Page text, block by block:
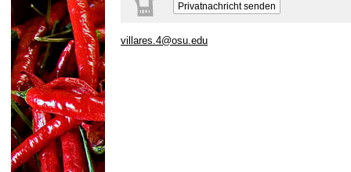
Privatnachricht senden
villares.4@osu.edu